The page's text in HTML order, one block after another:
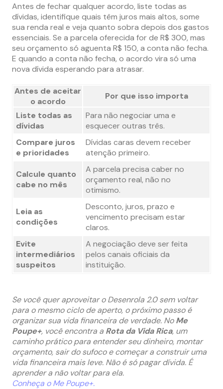
Antes de fechar qualquer acordo, liste todas as
dívidas, identifique quais têm juros mais altos, some
sua renda real e veja quanto sobra depois dos gastos
essenciais. Se a parcela oferecida for de R$ 300, mas
seu orçamento só aguenta R$ 150, a conta não fecha.
E quando a conta não fecha, o acordo vira só uma
nova dívida esperando para atrasar.
Antes de aceitar
o acordo
Por que isso importa
Liste todas as
dívidas
Para não negociar uma e
esquecer outras três.
Compare juros
e prioridades
Dívidas caras devem receber
atenção primeiro.
Calcule quanto
cabe no mês
A parcela precisa caber no
orçamento real, não no
otimismo.
Leia as
condições
Desconto, juros, prazo e
vencimento precisam estar
claros.
Evite
intermediários
suspeitos
A negociação deve ser feita
pelos canais oficiais da
instituição.
Se você quer aproveitar o Desenrola 2.0 sem voltar
para o mesmo ciclo de aperto, o próximo passo é
organizar sua vida financeira de verdade. NoMe
Poupe+, você encontra a Rota da Vida Rica, um
caminho prático para entender seu dinheiro, montar
orçamento, sair do sufoco e começar a construir uma
vida financeira mais leve. Não é só pagar dívida. É
aprender a não voltar para ela.
Conheça o Me Poupe+.